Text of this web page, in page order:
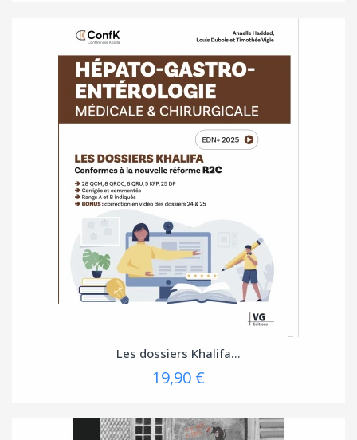
Les dossiers Khalifa...
19,90 €